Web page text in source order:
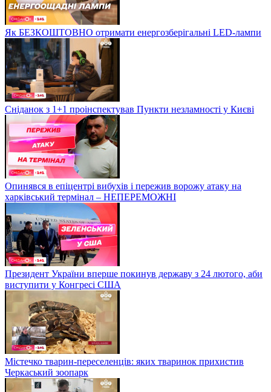
Як БЕЗКОШТОВНО отримати енергозберігальні LED-лампи
Сніданок з 1+1 проінспектував Пункти незламності у Києві
Опинявся в епіцентрі вибухів і пережив ворожу атаку на
харківський термінал – НЕПЕРЕМОЖНІ
Президент України вперше покинув державу з 24 лютого, аби
виступити у Конгресі США
Містечко тварин-переселенців: яких тваринок прихистив
Черкаський зоопарк